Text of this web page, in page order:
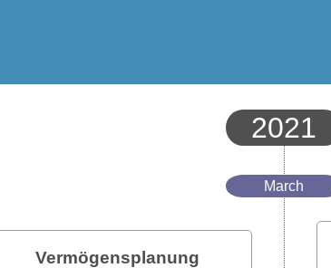
2021
March
Vermögensplanung